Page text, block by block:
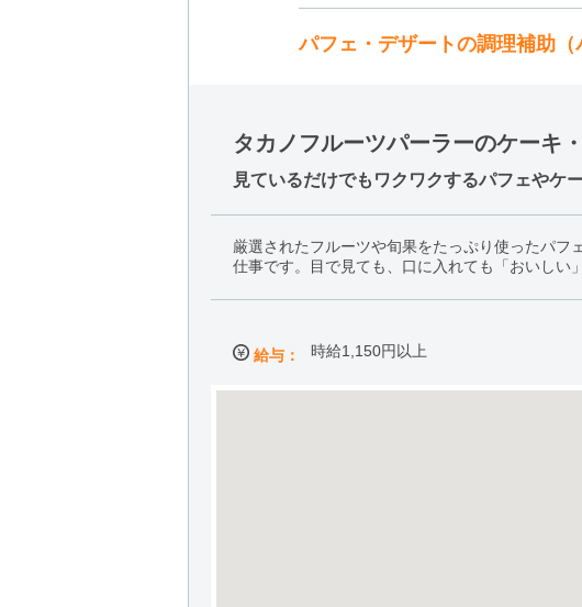
パフェ・デザートの調理補助（
タカノフルーツパーラーのケーキ
見ているだけでもワクワクするパフェやケ
厳選されたフルーツや旬果をたっぷり使ったパ
仕事です。目で見ても、口に入れても「おいしい
給与： 時給1,150円以上